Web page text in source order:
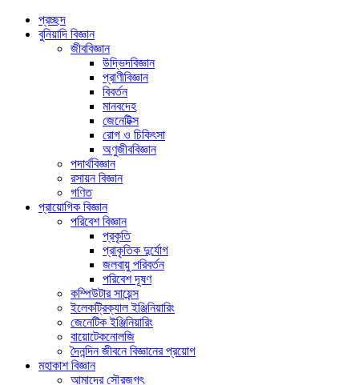
প্রচ্ছদ
বুনিয়াদি বিজ্ঞান
জীববিজ্ঞান
উদ্ভিদবিজ্ঞান
প্রাণীবিজ্ঞান
বিবর্তন
মানবদেহ
জেনেটিক্স
রোগ ও চিকিৎসা
অণুজীববিজ্ঞান
পদার্থবিজ্ঞান
রসায়ন বিজ্ঞান
গণিত
প্রায়োগিক বিজ্ঞান
পরিবেশ বিজ্ঞান
প্রকৃতি
প্রাকৃতিক দুর্যোগ
জলবায়ু পরিবর্তন
পরিবেশ দূষণ
কম্পিউটার সায়েন্স
ইলেকট্রিক্যাল ইঞ্জিনিয়ারিং
জেনেটিক ইঞ্জিনিয়ারিং
বায়োটেকনোলজি
দৈনন্দিন জীবনে বিজ্ঞানের প্রয়োগ
মহাকাশ বিজ্ঞান
আমাদের সৌরজগৎ